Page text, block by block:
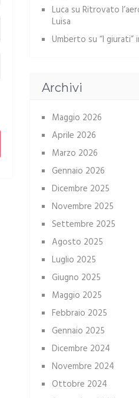
Luca su Ritrovato
Luisa
Umberto su “I giurati”
Archivi
Maggio 2026
Aprile 2026
Marzo 2026
Gennaio 2026
Dicembre 2025
Novembre 2025
Settembre 2025
Agosto 2025
Luglio 2025
Giugno 2025
Maggio 2025
Febbraio 2025
Gennaio 2025
Dicembre 2024
Novembre 2024
Ottobre 2024